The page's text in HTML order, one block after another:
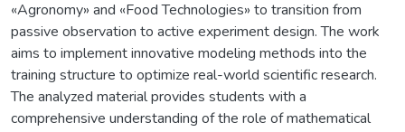
«Agronomy» and «Food Technologies» to transition from
passive observation to active experiment design. The work
aims to implement innovative modeling methods into the
training structure to optimize real-world scientific research.
The analyzed material provides students with a
comprehensive understanding of the role of mathematical